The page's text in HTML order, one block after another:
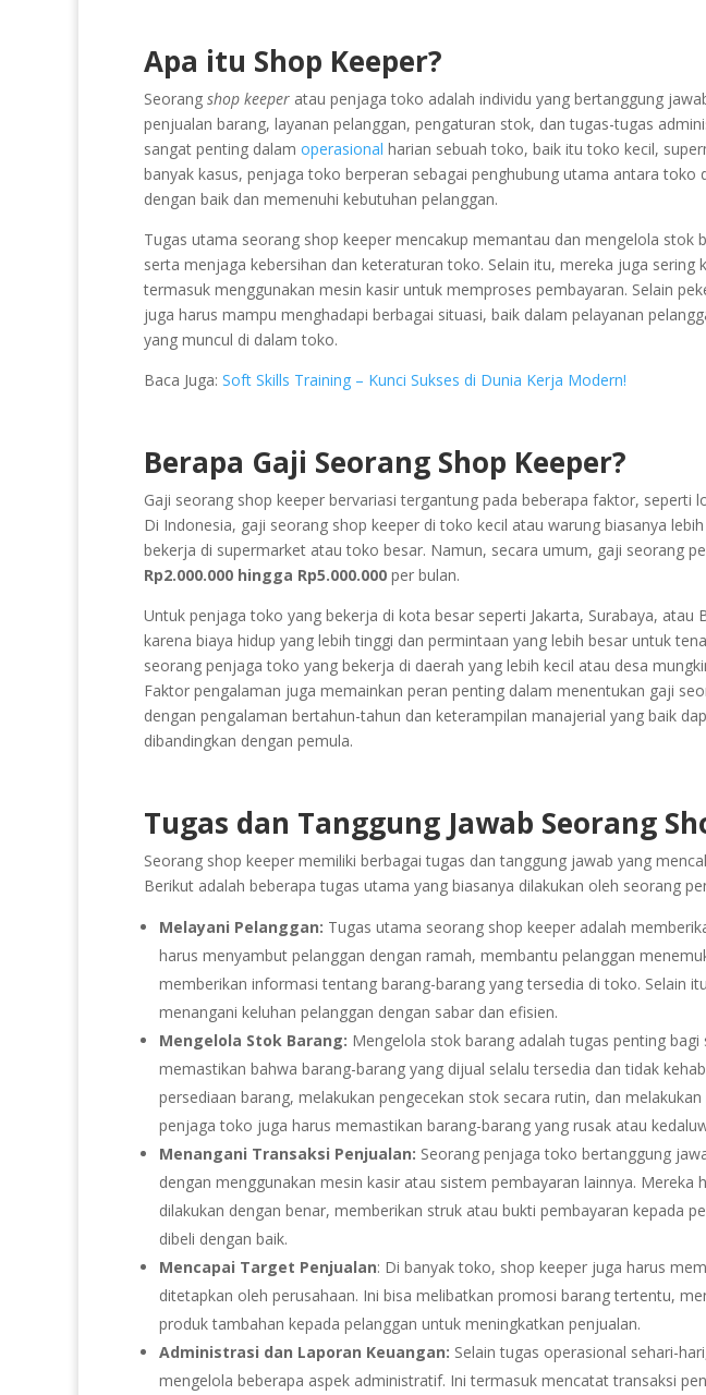
Apa itu Shop Keeper?
Seorang shop keeper atau penjaga toko adalah individu yang bertanggung
penjualan barang, layanan pelanggan, pengaturan stok, dan tugas-tugas
sangat penting dalam operasional harian sebuah toko, baik itu toko kecil,
banyak kasus, penjaga toko berperan sebagai penghubung utama antara
dengan baik dan memenuhi kebutuhan pelanggan.
Tugas utama seorang shop keeper mencakup memantau dan mengelola stok
serta menjaga kebersihan dan keteraturan toko. Selain itu, mereka juga sering
termasuk menggunakan mesin kasir untuk memproses pembayaran. Selain
juga harus mampu menghadapi berbagai situasi, baik dalam pelayanan
yang muncul di dalam toko.
Baca Juga: Soft Skills Training – Kunci Sukses di Dunia Kerja Modern!
Berapa Gaji Seorang Shop Keeper?
Gaji seorang shop keeper bervariasi tergantung pada beberapa faktor, seperti
Di Indonesia, gaji seorang shop keeper di toko kecil atau warung biasanya
bekerja di supermarket atau toko besar. Namun, secara umum, gaji seorang
Rp2.000.000 hingga Rp5.000.000 per bulan.
Untuk penjaga toko yang bekerja di kota besar seperti Jakarta, Surabaya, atau
karena biaya hidup yang lebih tinggi dan permintaan yang lebih besar untuk
seorang penjaga toko yang bekerja di daerah yang lebih kecil atau desa
Faktor pengalaman juga memainkan peran penting dalam menentukan gaji
dengan pengalaman bertahun-tahun dan keterampilan manajerial yang baik
dibandingkan dengan pemula.
Tugas dan Tanggung Jawab Seorang
Seorang shop keeper memiliki berbagai tugas dan tanggung jawab yang
Berikut adalah beberapa tugas utama yang biasanya dilakukan oleh seorang
Melayani Pelanggan: Tugas utama seorang shop keeper adalah
harus menyambut pelanggan dengan ramah, membantu pelanggan
memberikan informasi tentang barang-barang yang tersedia di toko. Selain
menangani keluhan pelanggan dengan sabar dan efisien.
Mengelola Stok Barang: Mengelola stok barang adalah tugas penting
memastikan bahwa barang-barang yang dijual selalu tersedia dan tidak
persediaan barang, melakukan pengecekan stok secara rutin, dan
penjaga toko juga harus memastikan barang-barang yang rusak atau
Menangani Transaksi Penjualan: Seorang penjaga toko bertanggung
dengan menggunakan mesin kasir atau sistem pembayaran lainnya. Mereka
dilakukan dengan benar, memberikan struk atau bukti pembayaran kepada
dibeli dengan baik.
Mencapai Target Penjualan: Di banyak toko, shop keeper juga harus
ditetapkan oleh perusahaan. Ini bisa melibatkan promosi barang tertentu,
produk tambahan kepada pelanggan untuk meningkatkan penjualan.
Administrasi dan Laporan Keuangan: Selain tugas operasional sehari-
mengelola beberapa aspek administratif. Ini termasuk mencatat transaksi